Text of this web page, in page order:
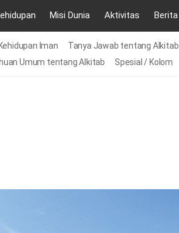
Misi Dunia Aktivitas Berita
Iman
Tanya Jawab tentang Alkitab
Umum tentang Alkitab Spesial / Kolom